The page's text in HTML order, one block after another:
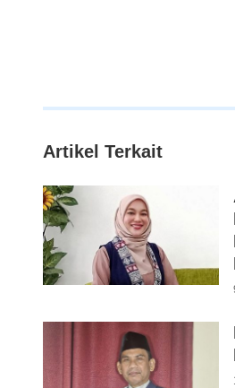
Artikel Terkait